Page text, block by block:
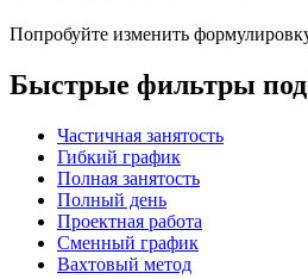
Попробуйте изменить
Быстрые фильтры
Частичная занятость
Гибкий график
Полная занятость
Полный день
Проектная работа
Сменный график
Вахтовый метод